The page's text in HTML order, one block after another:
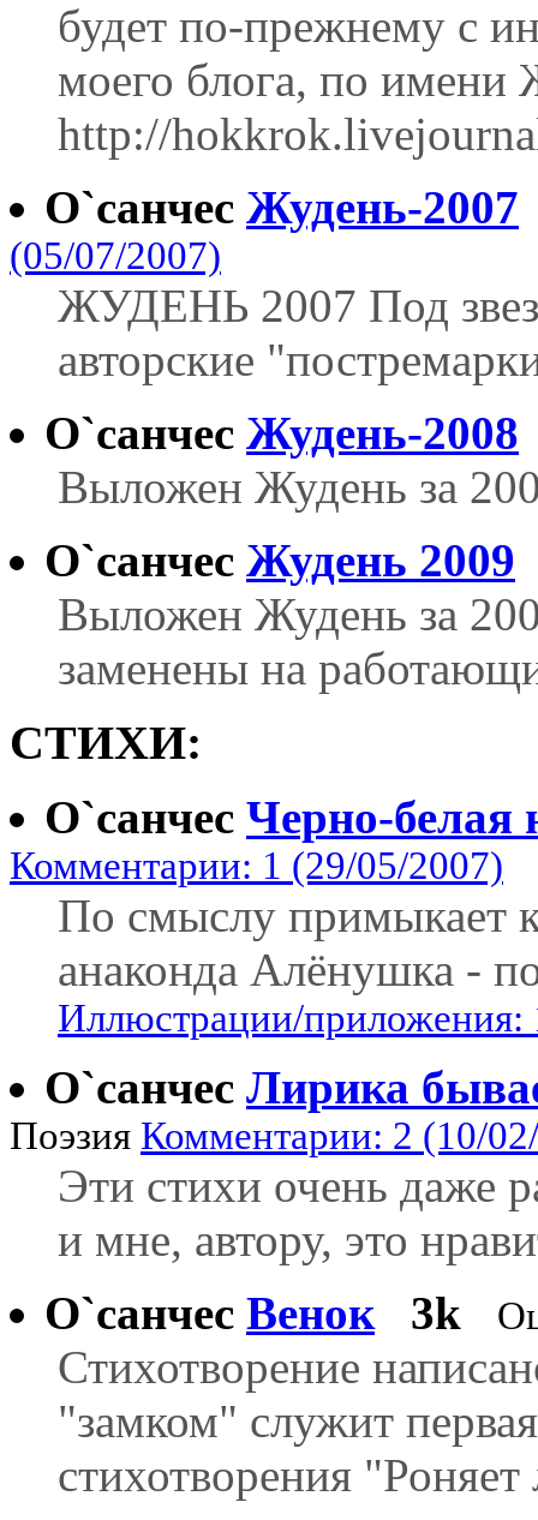
будет по-прежнему с
моего блога, по имени
http://
О`санчес Жудень-2007
(05/07/2007)
ЖУДЕНЬ 2007 Под
авторские
О`санчес Жудень-2008
Выложен Жудень за
О`санчес Жудень 2009
Выложен Жудень за
заменены на
СТИХИ:
О`санчес Черно-белая
Комментарии: 1 (29/05/2007)
По смыслу примыкает
анаконда Алёнушка -
Иллюстрации/приложения:
О`санчес Лирика
Поэзия Комментарии: 2 (10/
Эти стихи очень даже
и мне, автору, это
О`санчес Венок 3k
Стихотворение
"замком" служит
стихотворения